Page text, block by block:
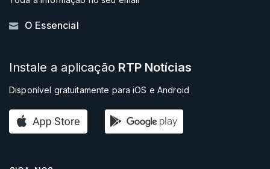
O Essencial
Instale a aplicação RTP Notícias
Disponível gratuitamente para iOS e Android